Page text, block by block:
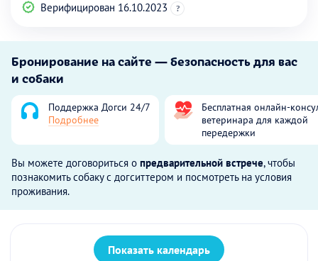
Верифицирован 16.10.2023
?
Бронирование на сайте — безопасность для вас
и собаки
Поддержка Догси 24/7
Подробнее
Бесплатная онлайн-
ветеринара для каждой
передержки
Вы можете договориться о предварительной встрече, чтобы
познакомить собаку с догситтером и посмотреть на условия
проживания.
Показать календарь